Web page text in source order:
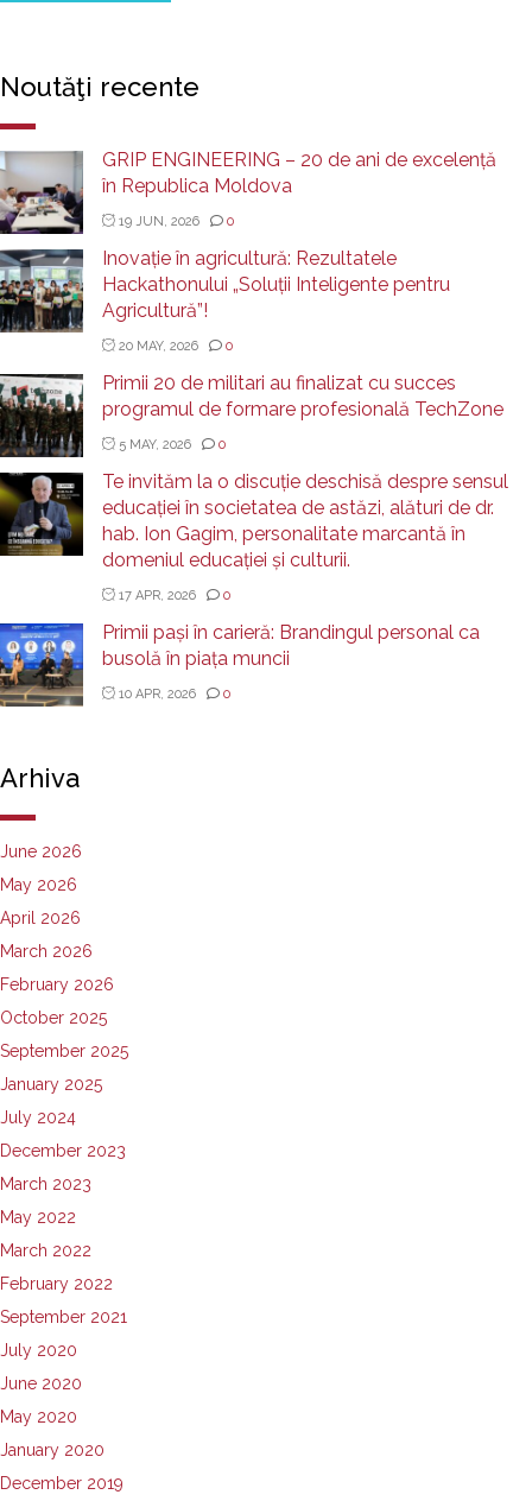
Noutăţi recente
GRIP ENGINEERING – 20 de ani de excelență
în Republica Moldova
19 JUN, 2026 0
Inovație în agricultură: Rezultatele
Hackathonului „Soluții Inteligente pentru
Agricultură”!
20 MAY, 2026 0
Primii 20 de militari au finalizat cu succes
programul de formare profesională TechZone
5 MAY, 2026 0
Te invităm la o discuție deschisă despre sensul
educației în societatea de astăzi, alături de dr.
hab. Ion Gagim, personalitate marcantă în
domeniul educației și culturii.
17 APR, 2026 0
Primii pași în carieră: Brandingul personal ca
busolă în piața muncii
10 APR, 2026 0
Arhiva
June 2026
May 2026
April 2026
March 2026
February 2026
October 2025
September 2025
January 2025
July 2024
December 2023
March 2023
May 2022
March 2022
February 2022
September 2021
July 2020
June 2020
May 2020
January 2020
December 2019